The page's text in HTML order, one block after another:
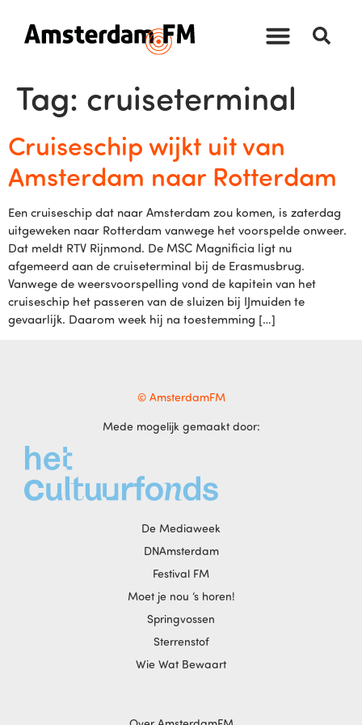
Tag: cruiseterminal
Cruiseschip wijkt uit van
Amsterdam naar Rotterdam
Een cruiseschip dat naar Amsterdam zou komen, is zaterdag
uitgeweken naar Rotterdam vanwege het voorspelde onweer.
Dat meldt RTV Rijnmond. De MSC Magnificia ligt nu
afgemeerd aan de cruiseterminal bij de Erasmusbrug.
Vanwege de weersvoorspelling vond de kapitein van het
cruiseschip het passeren van de sluizen bij IJmuiden te
gevaarlijk. Daarom week hij na toestemming […]
© AmsterdamFM
Mede mogelijk gemaakt door:
De Mediaweek
DNAmsterdam
Festival FM
Moet je nou ‘s horen!
Springvossen
Sterrenstof
Wie Wat Bewaart